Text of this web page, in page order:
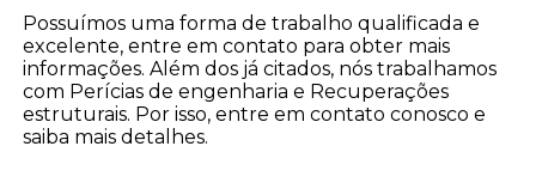
Possuímos uma forma de trabalho qualificada e
excelente, entre em contato para obter mais
informações. Além dos já citados, nós trabalhamos
com Perícias de engenharia e Recuperações
estruturais. Por isso, entre em contato conosco e
saiba mais detalhes.